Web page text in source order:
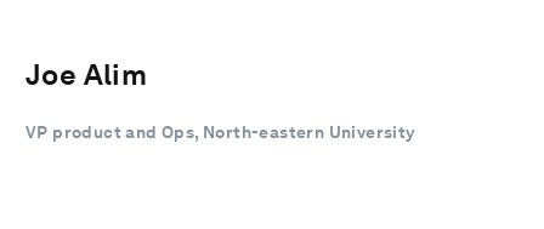
Joe Alim
VP product and Ops, North-eastern University